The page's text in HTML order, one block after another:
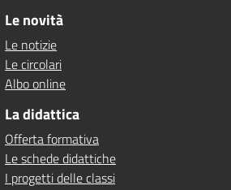
Le novità
Le notizie
Le circolari
Albo online
La didattica
Offerta formativa
Le schede didattiche
I progetti delle classi